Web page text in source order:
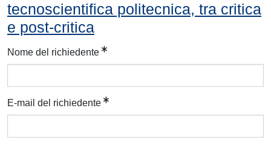
tecnoscientifica politecnica, tra critica
e post-critica
Nome del richiedente
E-mail del richiedente